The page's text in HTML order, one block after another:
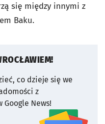
się między innymi z
Baku.
co dzieje się we
z
Google News!